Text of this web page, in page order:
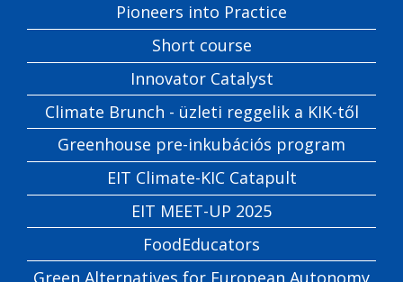
Pioneers into Practice
Short course
Innovator Catalyst
Climate Brunch - üzleti reggelik a KIK-től
Greenhouse pre-inkubációs program
EIT Climate-KIC Catapult
EIT MEET-UP 2025
FoodEducators
Green Alternatives for European Autonomy